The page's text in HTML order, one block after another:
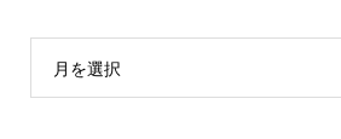
月を選択